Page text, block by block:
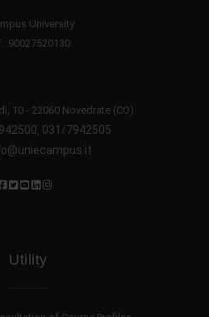
University
90027520130
10 - 22060 Novedrate (CO)
, 031/7942505
Utility